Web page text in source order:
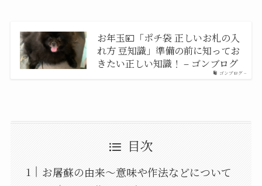
ゴンブログ –
お年玉💴「ポチ袋 正しいお札の入
れ方 豆知識」準備の前に知ってお
きたい正しい知識！ – ゴンブログ
目次
お屠蘇の由来～意味や作法などについて